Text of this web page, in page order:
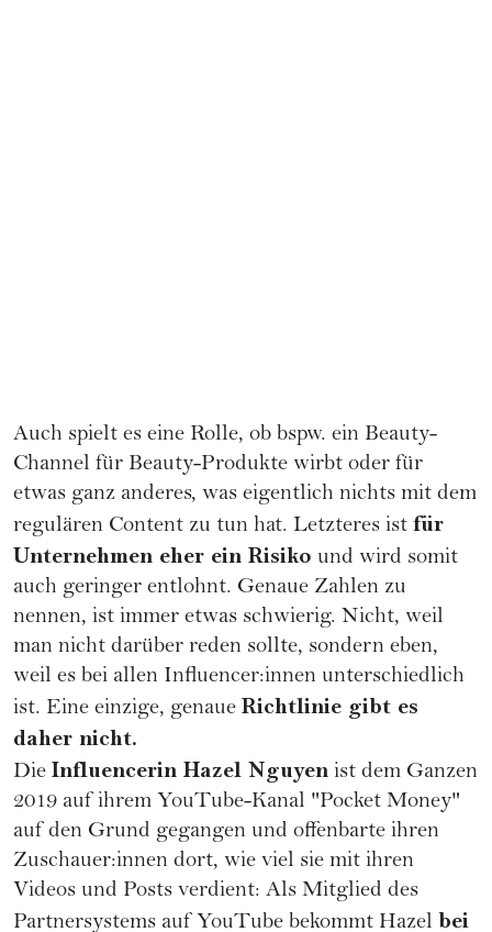
Auch spielt es eine Rolle, ob bspw. ein Beauty-
Channel für Beauty-Produkte wirbt oder für
etwas ganz anderes, was eigentlich nichts mit dem
regulären Content zu tun hat. Letzteres ist für
Unternehmen eher ein Risiko und wird somit
auch geringer entlohnt. Genaue Zahlen zu
nennen, ist immer etwas schwierig. Nicht, weil
man nicht darüber reden sollte, sondern eben,
weil es bei allen Influencer:innen unterschiedlich
ist. Eine einzige, genaue Richtlinie gibt es
daher nicht.
Die Influencerin Hazel Nguyen ist dem Ganzen
2019 auf ihrem YouTube-Kanal "Pocket Money"
auf den Grund gegangen und offenbarte ihren
Zuschauer:innen dort, wie viel sie mit ihren
Videos und Posts verdient: Als Mitglied des
Partnersystems auf YouTube bekommt Hazel bei